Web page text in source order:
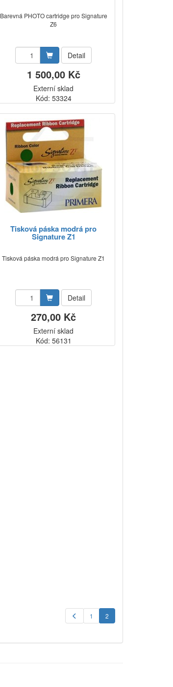
Barevná PHOTO cartridge pro Signature
Z6
Detail
1 500,00 Kč
Externí sklad
Kód: 53324
Tisková páska modrá pro
Signature Z1
Tisková páska modrá pro Signature Z1
Detail
270,00 Kč
Externí sklad
Kód: 56131
1 2